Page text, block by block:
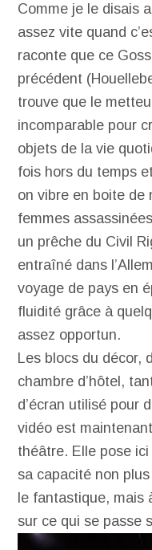
Comme je le disais
assez vite quand
raconte que ce
précédent
trouve que le
incomparable pour
objets de la vie
fois hors du temps
on vibre en boite de
femmes
un prêche du Civil
entraîné dans
voyage de pays en
fluidité grâce à
assez opportun.
Les blocs du décor,
chambre d’hôtel,
d’écran utilisé pour
vidéo est
théâtre. Elle pose
sa capacité non
le fantastique, mais
sur ce qui se passe